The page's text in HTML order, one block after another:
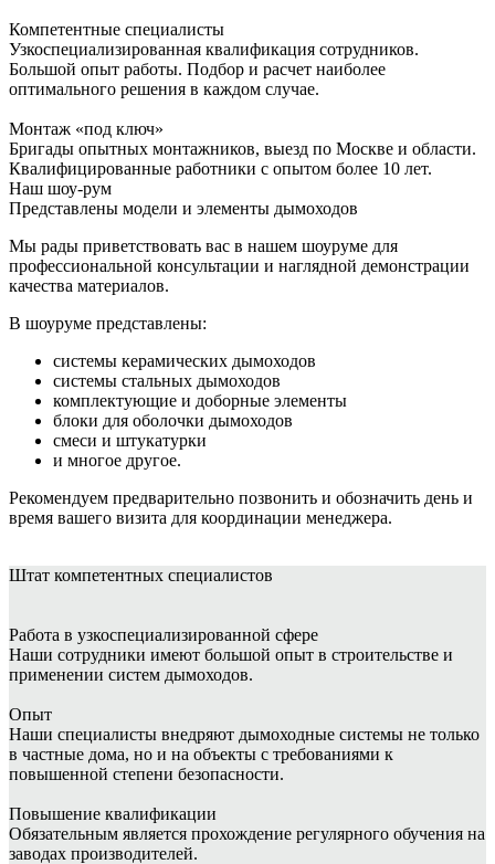
Компетентные специалисты
Узкоспециализированная квалификация сотрудников.
Большой опыт работы. Подбор и расчет наиболее
оптимального решения в каждом случае.
Монтаж «под ключ»
Бригады опытных монтажников, выезд по Москве и области.
Квалифицированные работники с опытом более 10 лет.
Наш шоу-рум
Представлены модели и элементы дымоходов
Мы рады приветствовать вас в нашем шоуруме для
профессиональной консультации и наглядной демонстрации
качества материалов.
В шоуруме представлены:
системы керамических дымоходов
системы стальных дымоходов
комплектующие и доборные элементы
блоки для оболочки дымоходов
смеси и штукатурки
и многое другое.
Рекомендуем предварительно позвонить и обозначить день и
время вашего визита для координации менеджера.
Штат компетентных специалистов
Работа в узкоспециализированной сфере
Наши сотрудники имеют большой опыт в строительстве и
применении систем дымоходов.
Опыт
Наши специалисты внедряют дымоходные системы не только
в частные дома, но и на объекты с требованиями к
повышенной степени безопасности.
Повышение квалификации
Обязательным является прохождение регулярного обучения на
заводах производителей.